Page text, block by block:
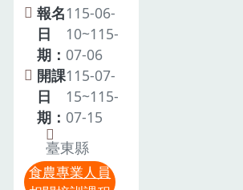
結訓者，分別
於「食農教育
專業人員認可
申請系統」核
予3小時時
數，全日參與
者核予6小
時。六、截止
日期：即日起
(星期四) 下午
14時至下午17
時三、辦理地
點：臺東區農
業改良場區域
教學中心1樓
會議室(地址：
臺東市中華路
之政策發展、
意涵與正確理
念，進而能融
入其宣導教學
課程，以協助
推動食農教
育。注意事項
本課程為期兩
天，課程日期
報名
日
期：
115-06-
10~115-
07-06
開課
日
期：
115-07-
15~115-
07-15
臺東縣
食農專業人員